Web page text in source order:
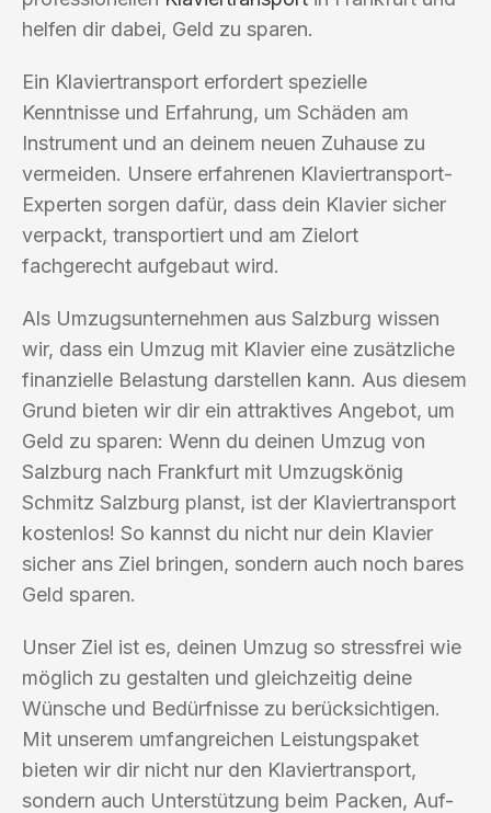
helfen dir dabei, Geld zu sparen.
Ein Klaviertransport erfordert spezielle
Kenntnisse und Erfahrung, um Schäden am
Instrument und an deinem neuen Zuhause zu
vermeiden. Unsere erfahrenen Klaviertransport-
Experten sorgen dafür, dass dein Klavier sicher
verpackt, transportiert und am Zielort
fachgerecht aufgebaut wird.
Als Umzugsunternehmen aus Salzburg wissen
wir, dass ein Umzug mit Klavier eine zusätzliche
finanzielle Belastung darstellen kann. Aus diesem
Grund bieten wir dir ein attraktives Angebot, um
Geld zu sparen: Wenn du deinen Umzug von
Salzburg nach Frankfurt mit Umzugskönig
Schmitz Salzburg planst, ist der Klaviertransport
kostenlos! So kannst du nicht nur dein Klavier
sicher ans Ziel bringen, sondern auch noch bares
Geld sparen.
Unser Ziel ist es, deinen Umzug so stressfrei wie
möglich zu gestalten und gleichzeitig deine
Wünsche und Bedürfnisse zu berücksichtigen.
Mit unserem umfangreichen Leistungspaket
bieten wir dir nicht nur den Klaviertransport,
sondern auch Unterstützung beim Packen, Auf-